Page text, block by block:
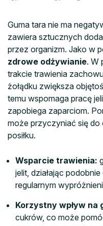
Guma tara nie ma
zawiera sztucznych
przez organizm. Jako w
zdrowe odżywianie. W
trakcie trawienia
żołądku zwiększa
temu wspomaga pracę
zapobiega zaparciom.
może przyczyniać się do
posiłku.
Wsparcie trawienia:
jelit, działając
regularnym
Korzystny wpływ na
cukrów, co może